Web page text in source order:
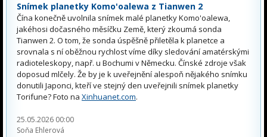
Snímek planetky Komo'oalewa z Tianwen 2
Čína konečně uvolnila snímek malé planetky Komo'oalewa,
jakéhosi dočasného měsíčku Země, který zkoumá sonda
Tianwen 2. O tom, že sonda úspěšně přiletěla k planetce a
srovnala s ní oběžnou rychlost víme díky sledování amatérskými
radioteleskopy, např. u Bochumi v Německu. Čínské zdroje však
doposud mlčely. Že by je k uveřejnění alespoň nějakého snímku
donutili Japonci, kteří ve stejný den uveřejnili snímek planetky
Torifune? Foto na Xinhuanet.com.
25.05.2026 00:00
Soňa Ehlerová